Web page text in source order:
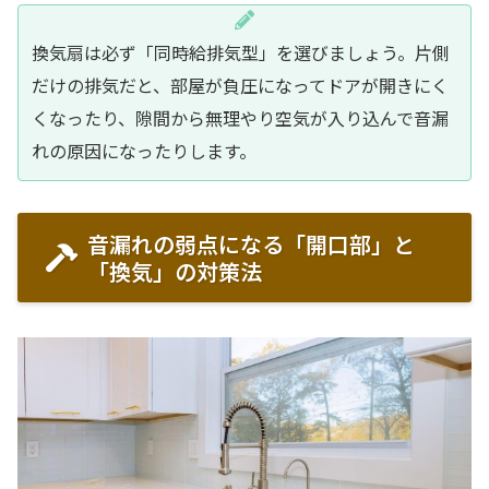
換気扇は必ず「同時給排気型」を選びましょう。片側
だけの排気だと、部屋が負圧になってドアが開きにく
くなったり、隙間から無理やり空気が入り込んで音漏
れの原因になったりします。
音漏れの弱点になる「開口部」と
「換気」の対策法